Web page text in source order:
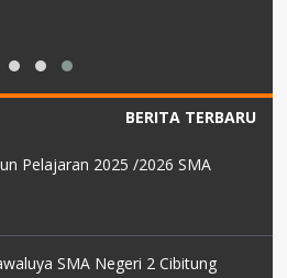
BERITA TERBARU
Pelajaran 2025 /2026 SMA
SMA Negeri 2 Cibitung